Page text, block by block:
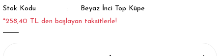
Stok Kodu
Beyaz İnci Top Küpe
*258,40 TL den başlayan taksitlerle!